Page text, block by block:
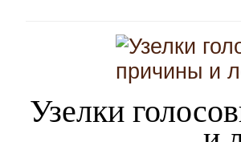
Узелки